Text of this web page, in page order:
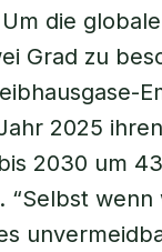
die
Grad zu
2025
2030 um
“Selbst wenn